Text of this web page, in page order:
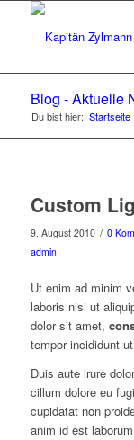
Blog - Aktuelle
Du bist hier: Startseite
Custom
9. August 2010 / 0
admin
Ut enim ad minim
laboris nisi ut
dolor sit amet,
tempor incididunt
Duis aute irure
cillum dolore eu
cupidatat non
anim id est